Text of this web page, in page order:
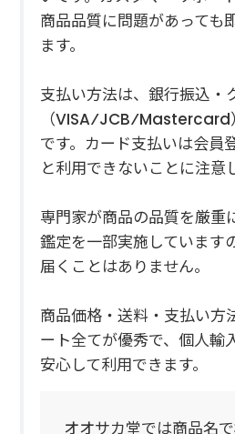
商品品質に問題があっても
ます。
支払い方法は、銀行振込・
（VISA⁄JCB⁄Mastercard
です。カード支払いは会員
と利用できないことに注意
専門家が商品の品質を厳重
鑑定を一部実施しています
届くことはありません。
商品価格・送料・支払い方
ート全てが優秀で、個人輸
安心して利用できます。
オオサカ堂では商品名